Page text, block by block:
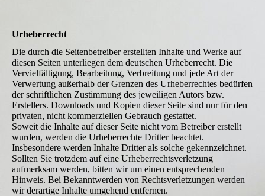
Urheberrecht
Die durch die Seitenbetreiber erstellten Inhalte und Werke auf
diesen Seiten unterliegen dem deutschen Urheberrecht. Die
Vervielfältigung, Bearbeitung, Verbreitung und jede Art der
Verwertung außerhalb der Grenzen des Urheberrechtes bedürfen
der schriftlichen Zustimmung des jeweiligen Autors bzw.
Erstellers. Downloads und Kopien dieser Seite sind nur für den
privaten, nicht kommerziellen Gebrauch gestattet.
Soweit die Inhalte auf dieser Seite nicht vom Betreiber erstellt
wurden, werden die Urheberrechte Dritter beachtet.
Insbesondere werden Inhalte Dritter als solche gekennzeichnet.
Sollten Sie trotzdem auf eine Urheberrechtsverletzung
aufmerksam werden, bitten wir um einen entsprechenden
Hinweis. Bei Bekanntwerden von Rechtsverletzungen werden
wir derartige Inhalte umgehend entfernen.